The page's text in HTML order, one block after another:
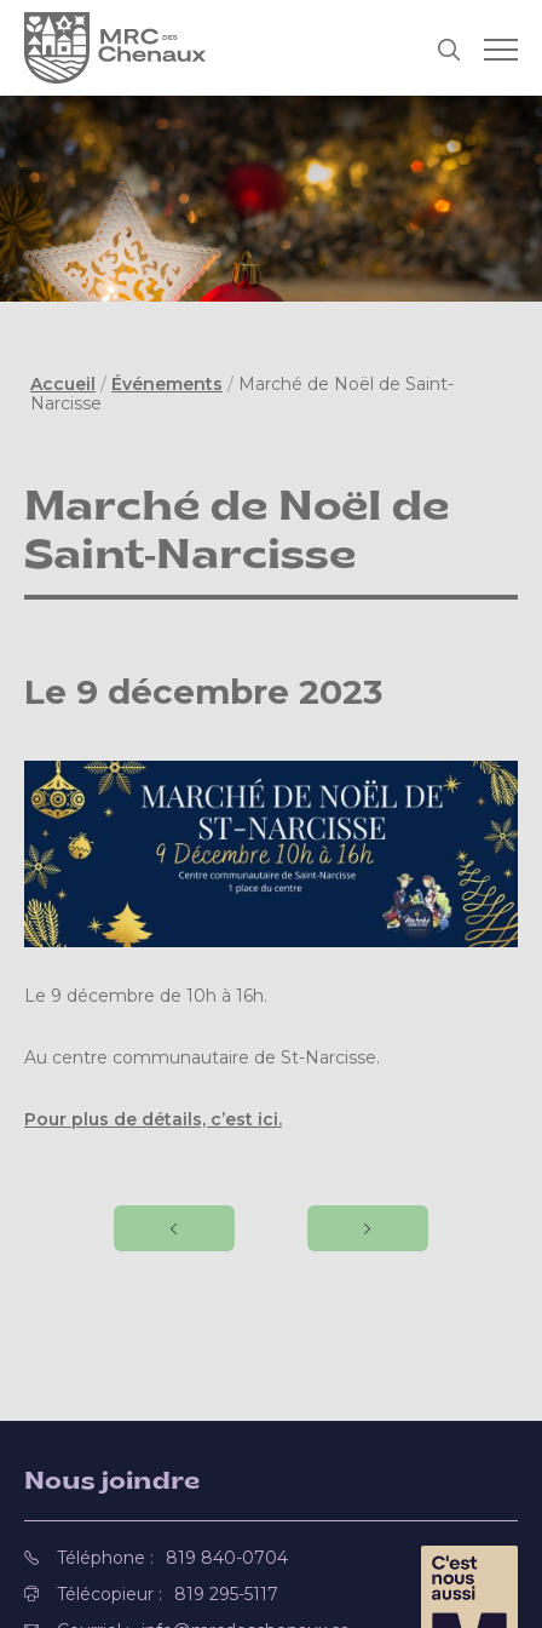
Accueil / Événements / Marché de Noël de Saint-
Narcisse
Marché de Noël de
Saint-Narcisse
Le 9 décembre 2023
Le 9 décembre de 10h à 16h.
Au centre communautaire de St-Narcisse.
Pour plus de détails, c’est ici.
Nous joindre
Téléphone :
819 840-0704
Télécopieur :
819 295-5117